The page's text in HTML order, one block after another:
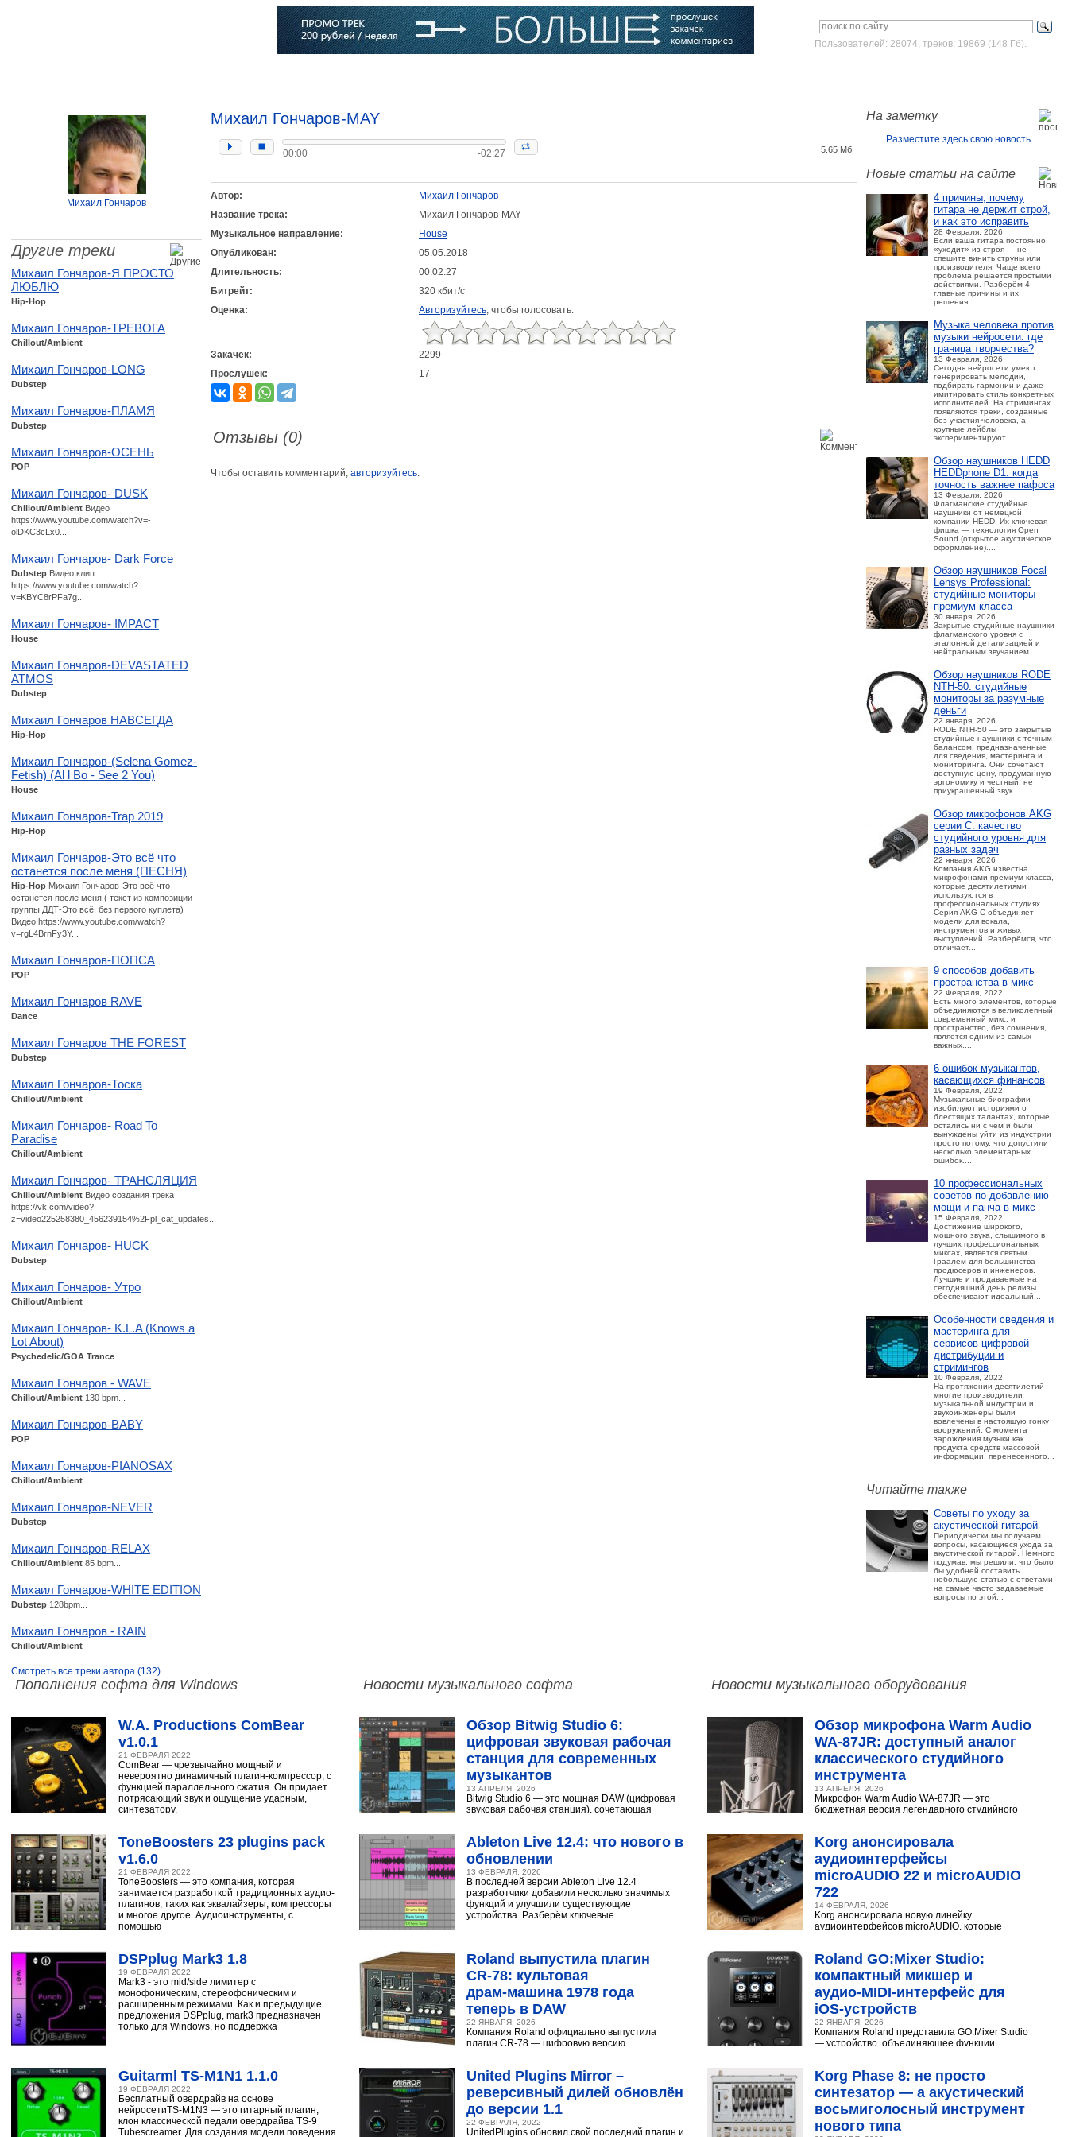
Пользователей: 28074, треков: 19869 (148 Гб).
На заметку
Разместите здесь свою новость...
Новые статьи на сайте
4 причины, почему
гитара не держит строй,
и как это исправить
28 Февраля, 2026
Если ваша гитара постоянно
«уходит» из строя — не
спешите винить струны или
производителя. Чаще всего
проблема решается простыми
действиями. Разберём 4
главные причины и их
решения....
Музыка человека против
музыки нейросети: где
граница творчества?
13 Февраля, 2026
Сегодня нейросети умеют
генерировать мелодии,
подбирать гармонии и даже
имитировать стиль конкретных
исполнителей. На стримингах
появляются треки, созданные
без участия человека, а
крупные лейблы
экспериментируют...
Обзор наушников HEDD
HEDDphone D1: когда
точность важнее пафоса
13 Февраля, 2026
Флагманские студийные
наушники от немецкой
компании HEDD. Их ключевая
фишка — технология Open
Sound (открытое акустическое
оформление)....
Обзор наушников Focal
Lensys Professional:
студийные мониторы
премиум‑класса
30 января, 2026
Закрытые студийные наушники
флагманского уровня с
эталонной детализацией и
нейтральным звучанием....
Обзор наушников RODE
NTH-50: студийные
мониторы за разумные
деньги
22 января, 2026
RODE NTH-50 — это закрытые
студийные наушники с точным
балансом, предназначенные
для сведения, мастеринга и
мониторинга. Они сочетают
доступную цену, продуманную
эргономику и честный, не
приукрашенный звук....
Обзор микрофонов AKG
серии C: качество
студийного уровня для
разных задач
22 января, 2026
Компания AKG известна
микрофонами премиум-класса,
которые десятилетиями
используются в
профессиональных студиях.
Серия AKG C объединяет
модели для вокала,
инструментов и живых
выступлений. Разберёмся, что
отличает...
9 способов добавить
пространства в микс
22 Февраля, 2022
Есть много элементов, которые
объединяются в великолепный
современный микс, и
пространство, без сомнения,
является одним из самых
важных....
6 ошибок музыкантов,
касающихся финансов
19 Февраля, 2022
Музыкальные биографии
изобилуют историями о
блестящих талантах, которые
остались ни с чем и были
вынуждены уйти из индустрии
просто потому, что допустили
несколько элементарных
ошибок....
10 профессиональных
советов по добавлению
мощи и панча в микс
15 Февраля, 2022
Достижение широкого,
мощного звука, слышимого в
лучших профессиональных
миксах, является святым
Граалем для большинства
продюсеров и инженеров.
Лучшие и продаваемые на
сегодняшний день релизы
обеспечивают идеальный...
Особенности сведения и
мастеринга для
сервисов цифровой
дистрибуции и
стримингов
10 Февраля, 2022
На протяжении десятилетий
многие производители
музыкальной индустрии и
звукоинженеры были
вовлечены в настоящую гонку
вооружений. С момента
зарождения музыки как
продукта средств массовой
информации, перенесенного...
Читайте также
Советы по уходу за
акустической гитарой
Периодически мы получаем
вопросы, касающиеся ухода за
акустической гитарой. Немного
подумав, мы решили, что было
бы удобней составить
небольшую статью с ответами
на самые часто задаваемые
вопросы по этой...
Михаил Гончаров
Другие треки
Михаил Гончаров-Я ПРОСТО
ЛЮБЛЮ
Hip-Hop
Михаил Гончаров-ТРЕВОГА
Chillout/Ambient
Михаил Гончаров-LONG
Dubstep
Михаил Гончаров-ПЛАМЯ
Dubstep
Михаил Гончаров-ОСЕНЬ
POP
Михаил Гончаров- DUSK
Chillout/Ambient Видео
https://www.youtube.com/watch?v=-
olDKC3cLx0...
Михаил Гончаров- Dark Force
Dubstep Видео клип
https://www.youtube.com/watch?
v=KBYC8rPFa7g...
Михаил Гончаров- IMPACT
House
Михаил Гончаров-DEVASTATED
ATMOS
Dubstep
Михаил Гончаров НАВСЕГДА
Hip-Hop
Михаил Гончаров-(Selena Gomez-
Fetish) (Al l Bo - See 2 You)
House
Михаил Гончаров-Trap 2019
Hip-Hop
Михаил Гончаров-Это всё что
останется после меня (ПЕСНЯ)
Hip-Hop Михаил Гончаров-Это всё что
останется после меня ( текст из композиции
группы ДДТ-Это всё. без первого куплета)
Видео https://www.youtube.com/watch?
v=rgL4BrnFy3Y...
Михаил Гончаров-ПОПСА
POP
Михаил Гончаров RAVE
Dance
Михаил Гончаров THE FOREST
Dubstep
Михаил Гончаров-Тоска
Chillout/Ambient
Михаил Гончаров- Road To
Paradise
Chillout/Ambient
Михаил Гончаров- ТРАНСЛЯЦИЯ
Chillout/Ambient Видео создания трека
https://vk.com/video?
z=video225258380_456239154%2Fpl_cat_updates...
Михаил Гончаров- HUCK
Dubstep
Михаил Гончаров- Утро
Chillout/Ambient
Михаил Гончаров- K.L.A (Knows a
Lot About)
Psychedelic/GOA Trance
Михаил Гончаров - WAVE
Chillout/Ambient 130 bpm...
Михаил Гончаров-BABY
POP
Михаил Гончаров-PIANOSAX
Chillout/Ambient
Михаил Гончаров-NEVER
Dubstep
Михаил Гончаров-RELAX
Chillout/Ambient 85 bpm...
Михаил Гончаров-WHITE EDITION
Dubstep 128bpm...
Михаил Гончаров - RAIN
Chillout/Ambient
Смотреть все треки автора (132)
5.65 Мб
Михаил Гончаров-MAY
00:00 -02:27
Автор:
Михаил Гончаров
Название трека:
Михаил Гончаров-MAY
Музыкальное направление:
House
Опубликован:
05.05.2018
Длительность:
00:02:27
Битрейт:
320 кбит/с
Оценка:
Авторизуйтесь, чтобы голосовать.
Закачек:
2299
Прослушек:
17
Отзывы (0)
Чтобы оставить комментарий, авторизуйтесь.
Пополнения софта для Windows
W.A. Productions ComBear
v1.0.1
21 ФЕВРАЛЯ 2022
ComBear — чрезвычайно мощный и
невероятно динамичный плагин-компрессор, с
функцией параллельного сжатия. Он придает
потрясающий звук и ощущение ударным,
синтезатору,
ToneBoosters 23 plugins pack
v1.6.0
21 ФЕВРАЛЯ 2022
ToneBoosters — это компания, которая
занимается разработкой традиционных аудио-
плагинов, таких как эквалайзеры, компрессоры
и многое другое. Аудиоинструменты, с
помощью
DSPplug Mark3 1.8
19 ФЕВРАЛЯ 2022
Mark3 - это mid/side лимитер с
монофоническим, стереофоническим и
расширенным режимами. Как и предыдущие
предложения DSPplug, mark3 предназначен
только для Windows, но поддержка
Guitarml TS-M1N1 1.1.0
19 ФЕВРАЛЯ 2022
Бесплатный овердрайв на основе
нейросетиTS-M1N3 — это гитарный плагин,
клон классической педали овердрайва TS-9
Tubescreamer. Для создания модели поведения
Новости музыкального софта
Обзор Bitwig Studio 6:
цифровая звуковая рабочая
станция для современных
музыкантов
13 АПРЕЛЯ, 2026
Bitwig Studio 6 — это мощная DAW (цифровая
звуковая рабочая станция), сочетающая
Ableton Live 12.4: что нового в
обновлении
13 ФЕВРАЛЯ, 2026
В последней версии Ableton Live 12.4
разработчики добавили несколько значимых
функций и улучшили существующие
устройства. Разберём ключевые...
Roland выпустила плагин
CR‑78: культовая
драм‑машина 1978 года
теперь в DAW
22 ЯНВАРЯ, 2026
Компания Roland официально выпустила
плагин CR-78 — цифровую версию
United Plugins Mirror –
реверсивный дилей обновлён
до версии 1.1
22 ФЕВРАЛЯ, 2022
UnitedPlugins обновил свой последний плагин и
Новости музыкального оборудования
Обзор микрофона Warm Audio
WA‑87JR: доступный аналог
классического студийного
инструмента
13 АПРЕЛЯ, 2026
Микрофон Warm Audio WA‑87JR — это
бюджетная версия легендарного студийного
Korg анонсировала
аудиоинтерфейсы
microAUDIO 22 и microAUDIO
722
14 ФЕВРАЛЯ, 2026
Korg анонсировала новую линейку
аудиоинтерфейсов microAUDIO, которые
Roland GO:Mixer Studio:
компактный микшер и
аудио‑MIDI‑интерфейс для
iOS‑устройств
22 ЯНВАРЯ, 2026
Компания Roland представила GO:Mixer Studio
— устройство, объединяющее функции
Korg Phase 8: не просто
синтезатор — а акустический
восьмиголосный инструмент
нового типа